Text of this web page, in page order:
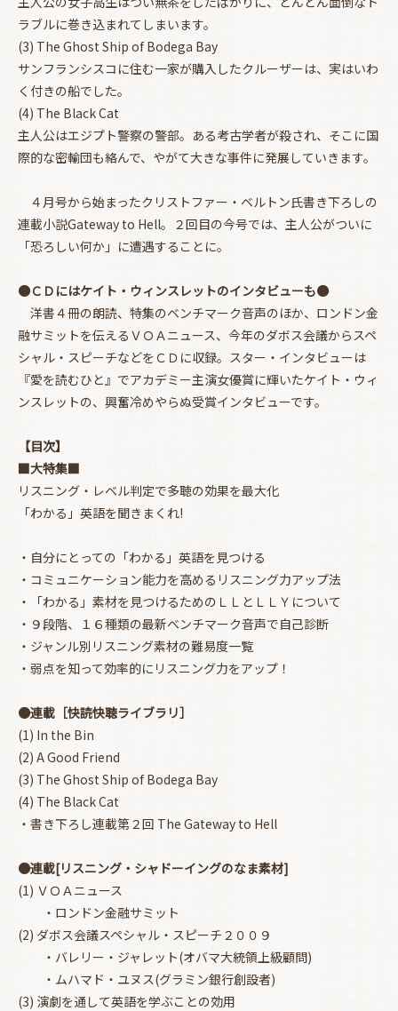
お買い物を続ける カートへ進む
ラブルに巻き込まれてしまいます。
(3) The Ghost Ship of Bodega Bay
サンフランシスコに住む一家が購入したクルーザーは、実はいわ
く付きの船でした。
(4) The Black Cat
主人公はエジプト警察の警部。ある考古学者が殺され、そこに国
際的な密輸団も絡んで、やがて大きな事件に発展していきます。
４月号から始まったクリストファー・ベルトン氏書き下ろしの
連載小説Gateway to Hell。２回目の今号では、主人公がついに
「恐ろしい何か」に遭遇することに。
●ＣＤにはケイト・ウィンスレットのインタビューも●
洋書４冊の朗読、特集のベンチマーク音声のほか、ロンドン金
融サミットを伝えるＶＯＡニュース、今年のダボス会議からスペ
シャル・スピーチなどをＣＤに収録。スター・インタビューは
『愛を読むひと』でアカデミー主演女優賞に輝いたケイト・ウィ
ンスレットの、興奮冷めやらぬ受賞インタビューです。
【目次】
■大特集■
リスニング・レベル判定で多聴の効果を最大化
「わかる」英語を聞きまくれ!
・自分にとっての「わかる」英語を見つける
・コミュニケーション能力を高めるリスニング力アップ法
・「わかる」素材を見つけるためのＬＬとＬＬＹについて
・９段階、１６種類の最新ベンチマーク音声で自己診断
・ジャンル別リスニング素材の難易度一覧
・弱点を知って効率的にリスニング力をアップ！
●連載［快読快聴ライブラリ］
(1) In the Bin
(2) A Good Friend
(3) The Ghost Ship of Bodega Bay
(4) The Black Cat
・書き下ろし連載第２回 The Gateway to Hell
●連載[リスニング・シャドーイングのなま素材]
(1) ＶＯＡニュース
・ロンドン金融サミット
(2) ダボス会議スペシャル・スピーチ２００９
・バレリー・ジャレット(オバマ大統領上級顧問)
・ムハマド・ユヌス(グラミン銀行創設者)
(3) 演劇を通して英語を学ぶことの効用